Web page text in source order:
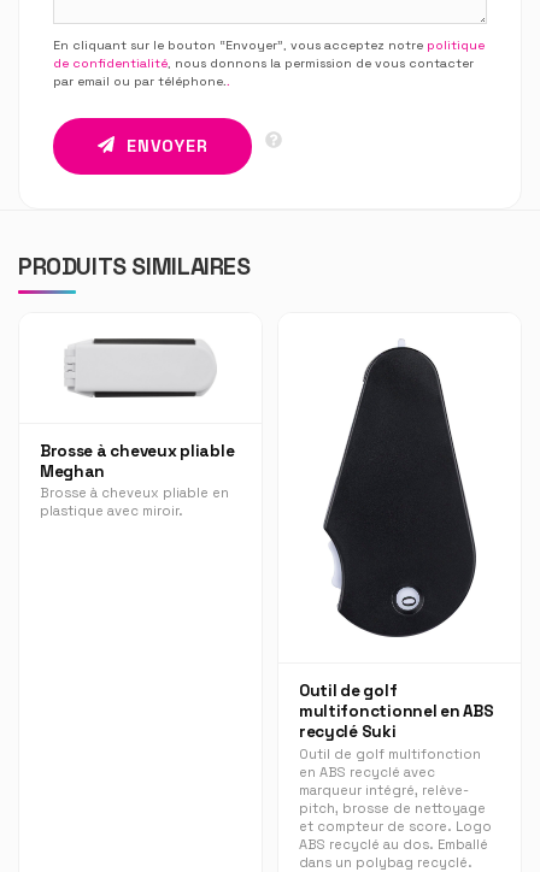
En cliquant sur le bouton “Envoyer”, vous acceptez notre politique
de confidentialité , nous donnons la permission de vous contacter
par email ou par téléphone.
ENVOYER
PRODUITS SIMILAIRES
Brosse à cheveux pliable
Meghan
Brosse à cheveux pliable en
plastique avec miroir.
Outil de golf
multifonctionnel en ABS
recyclé Suki
Outil de golf multifonction
en ABS recyclé avec
marqueur intégré, relève-
pitch, brosse de nettoyage
et compteur de score. Logo
ABS recyclé au dos. Emballé
dans un polybag recyclé.